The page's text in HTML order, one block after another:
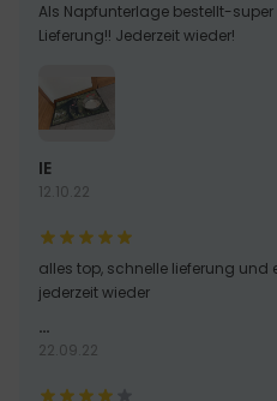
Als Napfunterlage bestellt-
Lieferung!! Jederzeit wieder!
IE
12.10.22
alles top, schnelle lieferung und
jederzeit wieder
…
22.09.22